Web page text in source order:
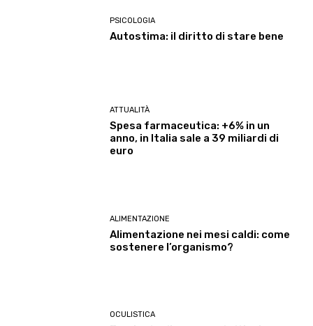
PSICOLOGIA
Autostima: il diritto di stare bene
ATTUALITÀ
Spesa farmaceutica: +6% in un
anno, in Italia sale a 39 miliardi di
euro
ALIMENTAZIONE
Alimentazione nei mesi caldi: come
sostenere l’organismo?
OCULISTICA